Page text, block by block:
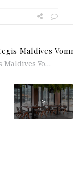
Отель The St. Regis Maldives Vommuli Resort стал победителем в номинации «Ведущий островной курорт класса люкс в мире» (World’s Leading Luxury Island Resort) в рамках 28-й ежегодной премии World Travel Awards. «Для нас большая честь получить высшую...
>